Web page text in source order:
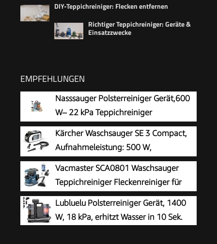
DIY-Teppichreiniger: Flecken entfernen
Richtiger Teppichreiniger: Geräte &
Einsatzzwecke
EMPFEHLUNGEN
Nasssauger Polsterreiniger Gerät,600
W– 22 kPa Teppichreiniger
Waschsauger
Kärcher Waschsauger SE 3 Compact,
Aufnahmeleistung: 500 W,
Frischwassertank: 1,7 l, Fläche: 2,76
m2, Gewicht: 4,1 kg, Sprühsaugschlauch,
Waschpolsterdüse und Waschfugendüse, Weiß
Vacmaster SCA0801 Waschsauger
Teppichreiniger Fleckenreiniger für
Teppiche, Vorleger, Polster, Treppen
und Autos | Nass-Trocken-Sauger Starke
Saugkraft Wasser Waschen Dekontamination |
Lubluelu Polsterreiniger Gerät, 1400
W, 18 kPa, erhitzt Wasser in 10 Sek.